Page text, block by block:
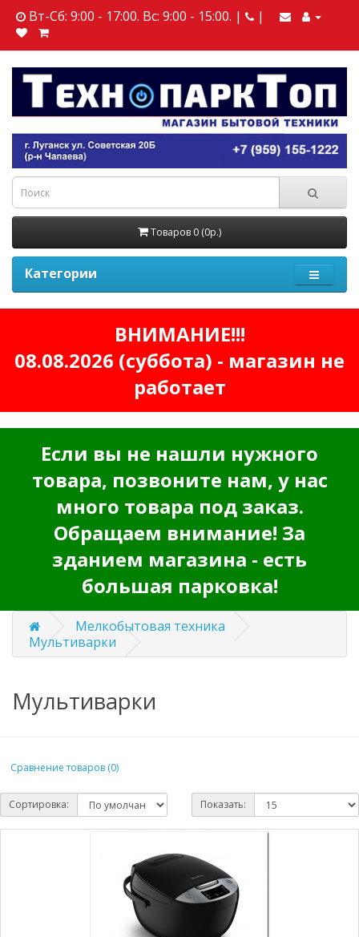
Вт-Сб: 9:00 - 17:00. Вс: 9:00 - 15:00. | |
Товаров 0 (0р.)
Категории
ВНИМАНИЕ!!!
08.08.2026 (суббота) - магазин не
работает
Если вы не нашли нужного
товара, позвоните нам, у нас
много товара под заказ.
Обращаем внимание! За
зданием магазина - есть
большая парковка!
Мелкобытовая техника
Мультиварки
Мультиварки
Сравнение товаров (0)
Сортировка: Показать: